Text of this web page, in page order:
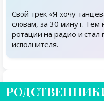
Свой трек «Я хочу
словам, за 30 минут. Тем
ротации на радио и
исполнителя.
Родственники